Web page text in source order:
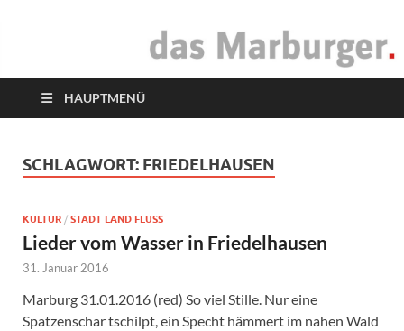
das Marburger.
HAUPTMENÜ
SCHLAGWORT: FRIEDELHAUSEN
KULTUR / STADT LAND FLUSS
Lieder vom Wasser in Friedelhausen
31. Januar 2016
Marburg 31.01.2016 (red) So viel Stille. Nur eine
Spatzenschar tschilpt, ein Specht hämmert im nahen Wald